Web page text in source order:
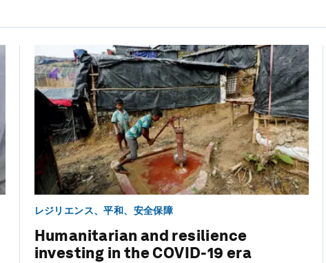
レジリエンス、平和、安全保障
Humanitarian and resilience
investing in the COVID-19 era